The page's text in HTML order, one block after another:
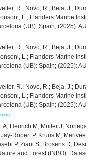
R.; Novo, R.; Beja, J.;
L.; Flanders Marine
(UB): Spain; (2025):
R.; Novo, R.; Beja, J.;
L.; Flanders Marine
(UB): Spain; (2025):
R.; Novo, R.; Beja, J.;
L.; Flanders Marine
(UB): Spain; (2025):
more
A, Heurich M, Müller J,
Robert P, Kruus M, Merivee
P, Ziani S, Brosens D,
and Forest (INBO).